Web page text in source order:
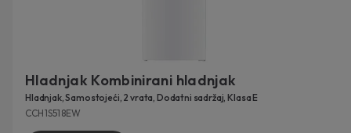
Hladnjak Kombinirani hladnjak
Hladnjak, Samostojeći, 2 vrata, Dodatni sadržaj, Klasa E
CCH1S518EW